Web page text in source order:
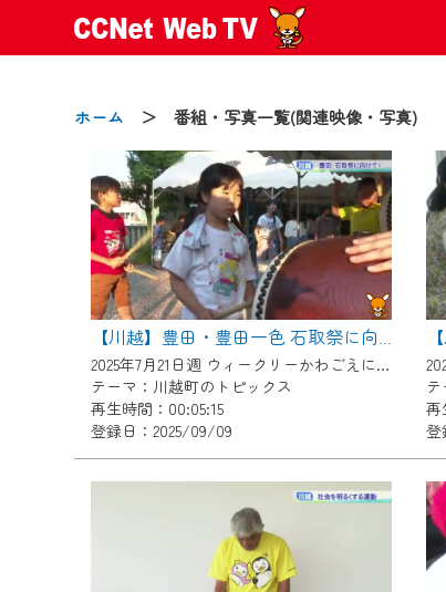
ホーム ＞ 番組・写真一覧(関連映像・写真)
【川越】豊田・豊田一色 石取祭に向けて!
2025年7月21日週 ウィークリーかわごえにて放送
テーマ：川越町のトピックス
再生時間：00:05:15
登録日：2025/09/09
再
登
2024/09/02
動画配信サービス『CCNet
【変更点】
◆デザイン変更により、
◆当社アプリやＰＣブラ
CCNetサービスエリア20
【ご注意】
2024年9月24日からはご加
『CCNet Web TV』を利
CCNetサービスへの加入
何卒、ご理解ご了承の程